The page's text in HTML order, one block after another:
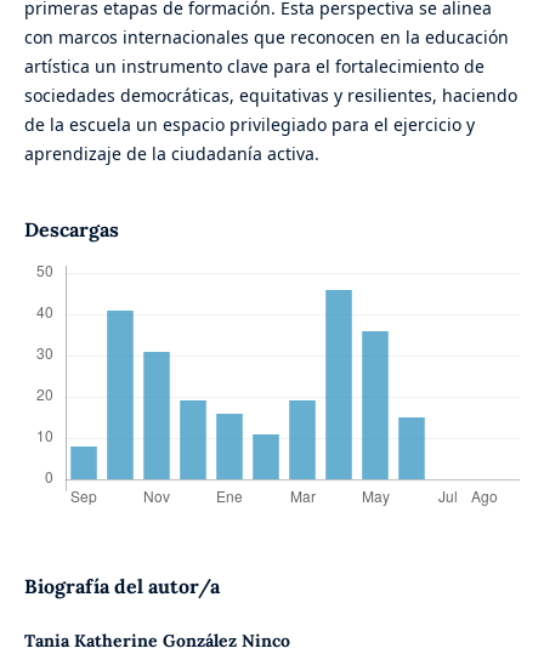
primeras etapas de formación. Esta perspectiva se alinea
con marcos internacionales que reconocen en la educación
artística un instrumento clave para el fortalecimiento de
sociedades democráticas, equitativas y resilientes, haciendo
de la escuela un espacio privilegiado para el ejercicio y
aprendizaje de la ciudadanía activa.
Descargas
Biografía del autor/a
Tania Katherine González Ninco